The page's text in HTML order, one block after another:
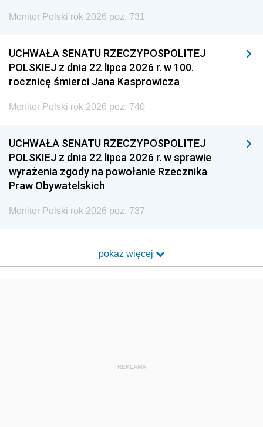
Monitor Polski rok 2026 poz. 731
UCHWAŁA SENATU RZECZYPOSPOLITEJ
POLSKIEJ z dnia 22 lipca 2026 r. w 100.
rocznicę śmierci Jana Kasprowicza
Monitor Polski rok 2026 poz. 740
UCHWAŁA SENATU RZECZYPOSPOLITEJ
POLSKIEJ z dnia 22 lipca 2026 r. w sprawie
wyrażenia zgody na powołanie Rzecznika
Praw Obywatelskich
Monitor Polski rok 2026 poz. 737
pokaż więcej
REKLAMA